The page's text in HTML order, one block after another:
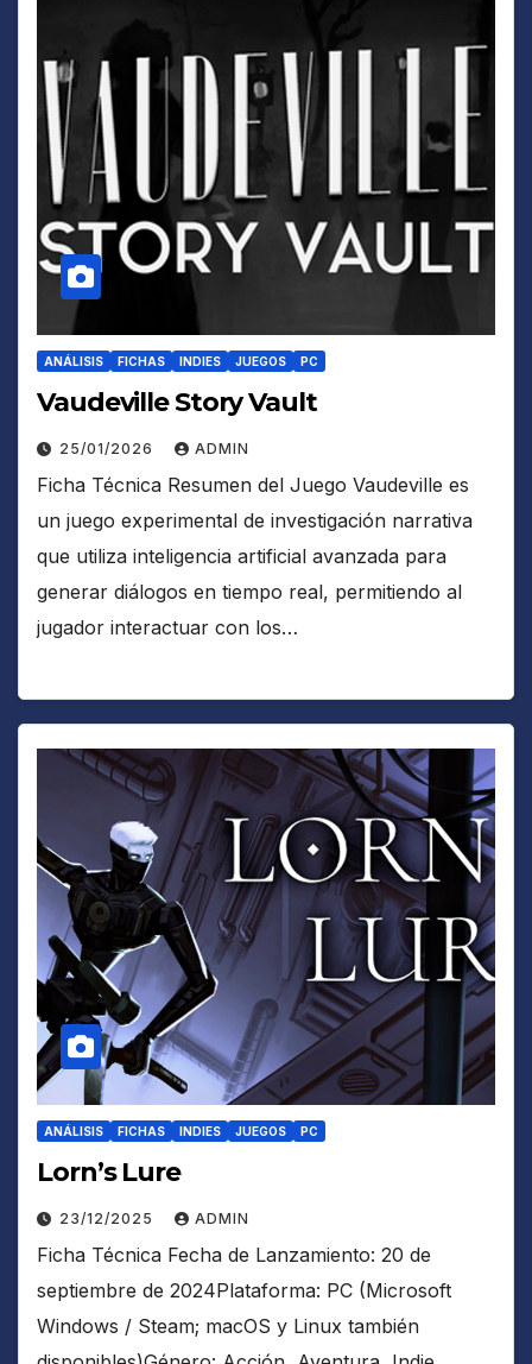
ANÁLISIS FICHAS INDIES JUEGOS PC
Vaudeville Story Vault
25/01/2026 ADMIN
Ficha Técnica Resumen del Juego Vaudeville es
un juego experimental de investigación narrativa
que utiliza inteligencia artificial avanzada para
generar diálogos en tiempo real, permitiendo al
jugador interactuar con los…
ANÁLISIS FICHAS INDIES JUEGOS PC
Lorn’s Lure
23/12/2025 ADMIN
Ficha Técnica Fecha de Lanzamiento: 20 de
septiembre de 2024Plataforma: PC (Microsoft
Windows / Steam; macOS y Linux también